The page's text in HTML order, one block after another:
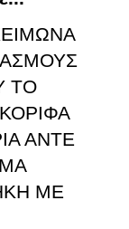
ΤΟ
ΑΝΤΕ
ΜΕ